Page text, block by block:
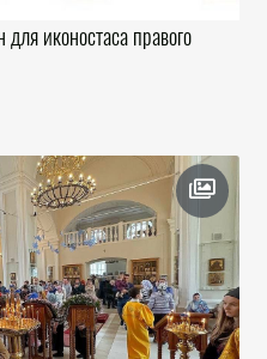
иконостаса правого